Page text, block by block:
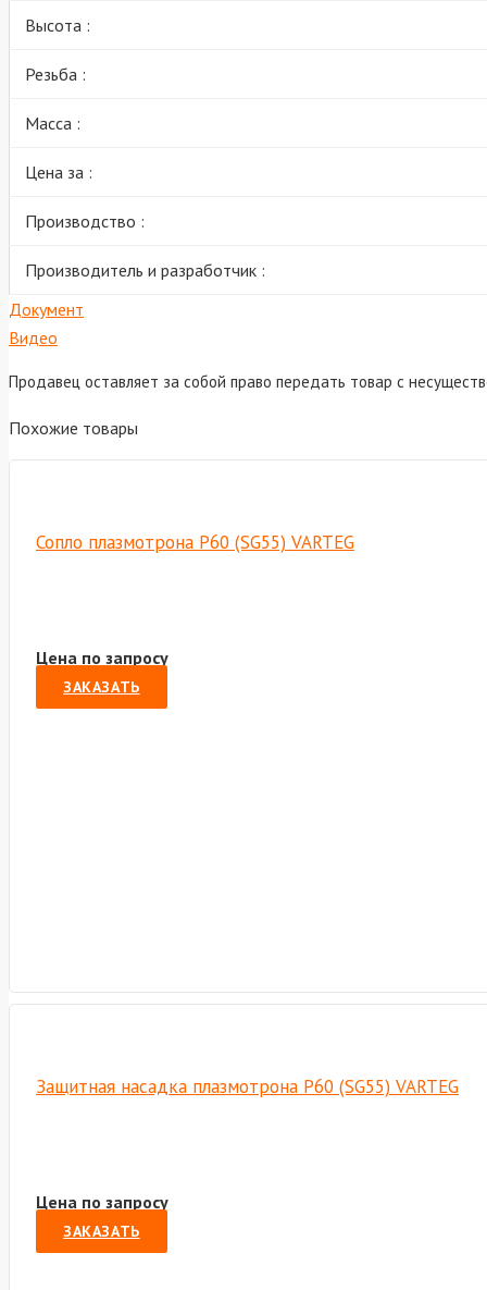
Высота :
Резьба :
Масса :
Цена за :
Производство :
Производитель и разработчик :
Документ
Видео
Продавец оставляет за собой право передать товар с
Похожие товары
Сопло плазмотрона Р60 (SG55) VARTEG
Цена по запросу
ЗАКАЗАТЬ
Защитная насадка плазмотрона Р60 (SG55) VARTEG
Цена по запросу
ЗАКАЗАТЬ